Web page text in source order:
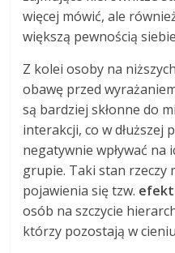
więcej mówić, ale
większą pewnością
Z kolei osoby na
obawę przed
są bardziej skłonne do
interakcji, co w dłuższej
negatywnie wpływać
grupie. Taki stan rzeczy
pojawienia się tzw.
osób na szczycie
którzy pozostają w